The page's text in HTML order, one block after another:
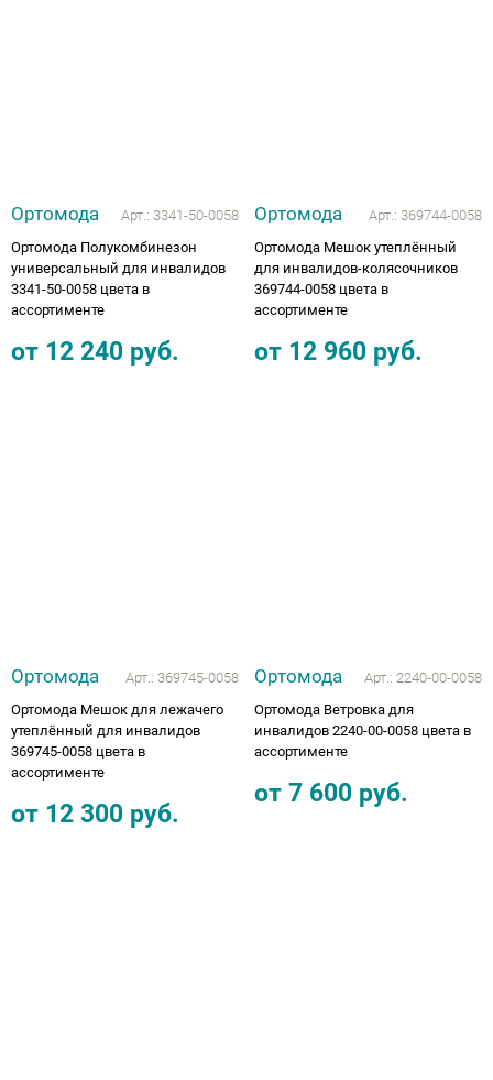
Ортомода Арт.: 3341-50-0058
Ортомода Полукомбинезон
универсальный для инвалидов
3341-50-0058 цвета в
ассортименте
от 12 240 руб.
Ортомода Арт.: 369744-0058
Ортомода Мешок утеплённый
для инвалидов-колясочников
369744-0058 цвета в
ассортименте
от 12 960 руб.
Ортомода Арт.: 369745-0058
Ортомода Мешок для лежачего
утеплённый для инвалидов
369745-0058 цвета в
ассортименте
от 12 300 руб.
Ортомода Арт.: 2240-00-0058
Ортомода Ветровка для
инвалидов 2240-00-0058 цвета в
ассортименте
от 7 600 руб.
ОПОРЫ, ВЕРТИКАЛИЗАТОРЫ, Оборудование
для ЛФК
Одежда ортопедическая (адаптивная) для
инвалидов